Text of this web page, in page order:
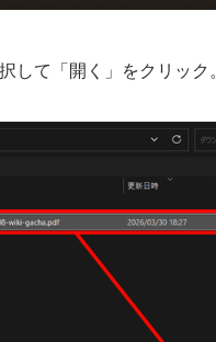
して「開く」をクリック。